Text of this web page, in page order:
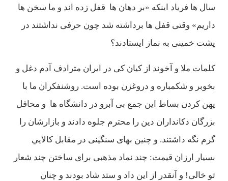
سال ها فرياد اينكه «بر دهان ها قفل زده اند و ما سخن ها
داريم» وقتی قفل ها برداشته شد چون حرفی نداشتند در
پشت خمينی به نماز ايستادند؟
كلمات ملا و آخوند از كيان كی در ايران مترادف آدم دغل و
بخوبر و شكمباره و دروغزن بوده است. روشنفكران ما با
پهن كردن بساط اين جمع بی آبرو در دانشگاه ها و محافل
بزرگان دكانداران دين را محترم جلوه دادند و بازارشان را
گرم نگه داشتند. و چنين بهای سنگينی در مقابل كالايي
بسيار ارزان قيمت: چند نماد مذهبی برای ساختن چند شعار
تو خالی! و آنقدر از اين داد و ستد شاد بودند و چنان